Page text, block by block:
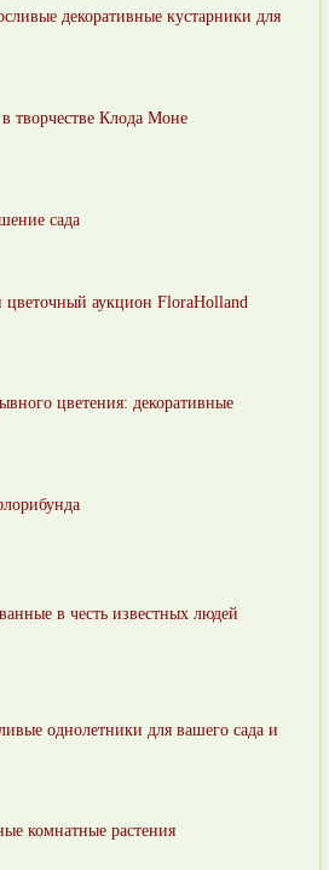
декоративные кустарники для
творчестве Клода Моне
сада
цветочный аукцион FloraHolland
цветения: декоративные
в честь известных людей
однолетники для вашего сада и
комнатные растения